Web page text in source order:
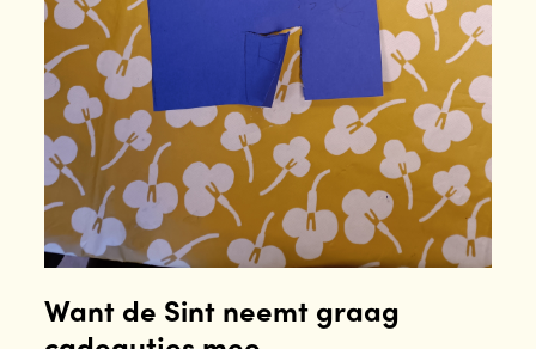
Want de Sint neemt graag